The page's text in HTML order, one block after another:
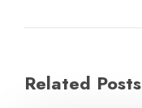
Related Posts